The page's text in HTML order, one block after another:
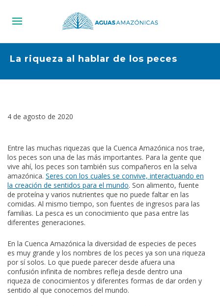
La riqueza al hablar de los peces
4 de agosto de 2020
Entre las muchas riquezas que la Cuenca Amazónica nos trae,
los peces son una de las más importantes. Para la gente que
vive ahí, los peces son también sus compañeros en la selva
amazónica. Seres con los cuales se convive, interactuando en
la creación de sentidos para el mundo. Son alimento, fuente
de proteína y varios nutrientes que no puede faltar en las
comidas. Al mismo tiempo, son fuentes de ingresos para las
familias. La pesca es un conocimiento que pasa entre las
diferentes generaciones.
En la Cuenca Amazónica la diversidad de especies de peces
es muy grande y los nombres de los peces ya son una riqueza
por sí solos. Lo que puede parecer desde afuera una
confusión infinita de nombres refleja desde dentro una
riqueza de conocimientos y diferentes formas de dar orden y
sentido al que conocemos del mundo.